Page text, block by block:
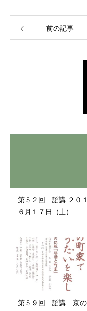
前の記事
第５２回 謡講 ２０１７年
６月１７日（土）
第５９回 謡講 京の